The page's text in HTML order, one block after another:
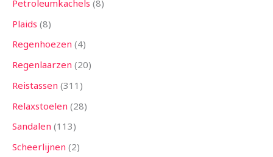
Petroleumkachels 8
Plaids 8
Regenhoezen 4
Regenlaarzen 20
Reistassen 311
Relaxstoelen 28
Sandalen 113
Scheerlijnen 2